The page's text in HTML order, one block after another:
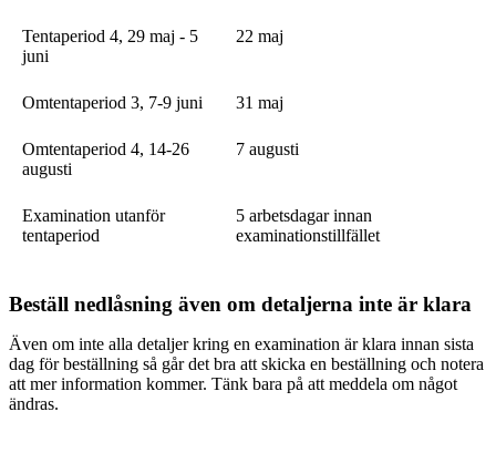
Tentaperiod 4, 29 maj - 5
juni
22 maj
Omtentaperiod 3, 7-9 juni 31 maj
Omtentaperiod 4, 14-26
augusti
7 augusti
Examination utanför
tentaperiod
5 arbetsdagar innan
examinationstillfället
Beställ nedlåsning även om detaljerna inte är klara
Även om inte alla detaljer kring en examination är klara innan sista
dag för beställning så går det bra att skicka en beställning och notera
att mer information kommer. Tänk bara på att meddela om något
ändras.